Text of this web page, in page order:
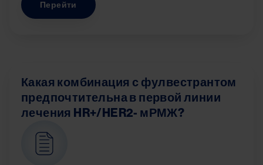
Перейти
Какая комбинация с фулвестрантом
предпочтительна в первой линии
лечения HR+/HER2- мРМЖ?